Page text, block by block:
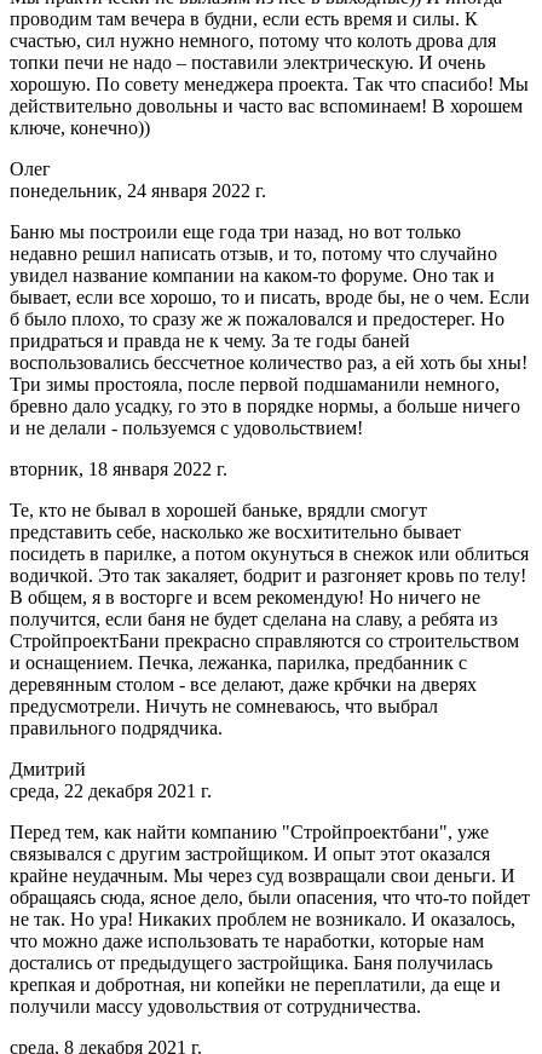
проводим там вечера в будни, если есть время и силы. К
счастью, сил нужно немного, потому что колоть дрова для
топки печи не надо – поставили электрическую. И очень
хорошую. По совету менеджера проекта. Так что спасибо! Мы
действительно довольны и часто вас вспоминаем! В хорошем
ключе, конечно))
Олег
понедельник, 24 января 2022 г.
Баню мы построили еще года три назад, но вот только
недавно решил написать отзыв, и то, потому что случайно
увидел название компании на каком-то форуме. Оно так и
бывает, если все хорошо, то и писать, вроде бы, не о чем. Если
б было плохо, то сразу же ж пожаловался и предостерег. Но
придраться и правда не к чему. За те годы баней
воспользовались бессчетное количество раз, а ей хоть бы хны!
Три зимы простояла, после первой подшаманили немного,
бревно дало усадку, го это в порядке нормы, а больше ничего
и не делали - пользуемся с удовольствием!
вторник, 18 января 2022 г.
Те, кто не бывал в хорошей баньке, врядли смогут
представить себе, насколько же восхитительно бывает
посидеть в парилке, а потом окунуться в снежок или облиться
водичкой. Это так закаляет, бодрит и разгоняет кровь по телу!
В общем, я в восторге и всем рекомендую! Но ничего не
получится, если баня не будет сделана на славу, а ребята из
СтройпроектБани прекрасно справляются со строительством
и оснащением. Печка, лежанка, парилка, предбанник с
деревянным столом - все делают, даже крбчки на дверях
предусмотрели. Ничуть не сомневаюсь, что выбрал
правильного подрядчика.
Дмитрий
среда, 22 декабря 2021 г.
Перед тем, как найти компанию "Стройпроектбани", уже
связывался с другим застройщиком. И опыт этот оказался
крайне неудачным. Мы через суд возвращали свои деньги. И
обращаясь сюда, ясное дело, были опасения, что что-то пойдет
не так. Но ура! Никаких проблем не возникало. И оказалось,
что можно даже использовать те наработки, которые нам
достались от предыдущего застройщика. Баня получилась
крепкая и добротная, ни копейки не переплатили, да еще и
получили массу удовольствия от сотрудничества.
среда, 8 декабря 2021 г.